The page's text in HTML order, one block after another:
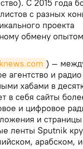
С 2015 года
с разных
проекта
обмену
) —
агентство и радио
хабами в
в себя сайты
и цифровое
и
ленты Sputnik
арабском,